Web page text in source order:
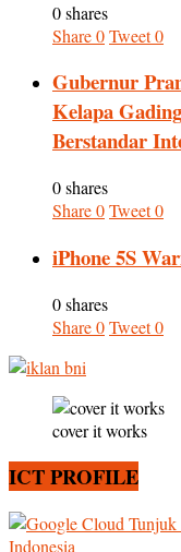
0 shares
Share0Tweet0
Gubernur
Kelapa
Berstandar
0 shares
Share0Tweet0
iPhone 5S
0 shares
Share0Tweet0
cover it works
ICT PROFILE